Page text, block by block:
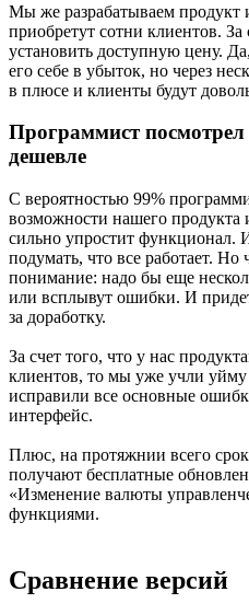
Мы же разрабатываем продукт
приобретут сотни клиентов.
установить доступную цену.
его себе в убыток, но через
в плюсе и клиенты будут
Программист посмотрел
дешевле
С вероятностью 99%
возможности нашего продукта
сильно упростит функционал.
подумать, что все работает. Но
понимание: надо бы еще
или всплывут ошибки. И
за доработку.
За счет того, что у нас
клиентов, то мы уже учли
исправили все основные
интерфейс.
Плюс, на протяжнии всего
получают бесплатные
«Изменение валюты
функциями.
Сравнение версий